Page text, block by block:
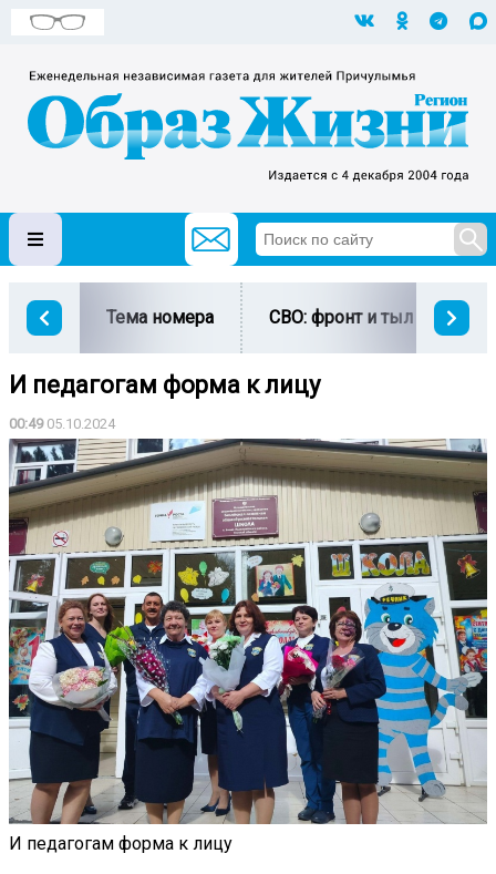
Тема номера СВО: фронт и тыл
И педагогам форма к лицу
00:4905.10.2024
И педагогам форма к лицу